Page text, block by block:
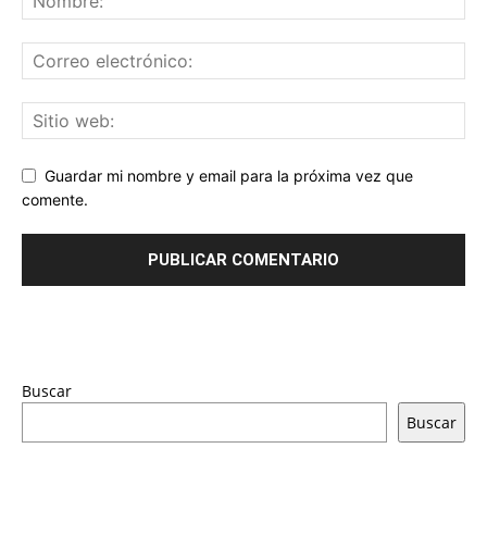
Guardar mi nombre y email para la próxima vez que
comente.
Buscar
Buscar